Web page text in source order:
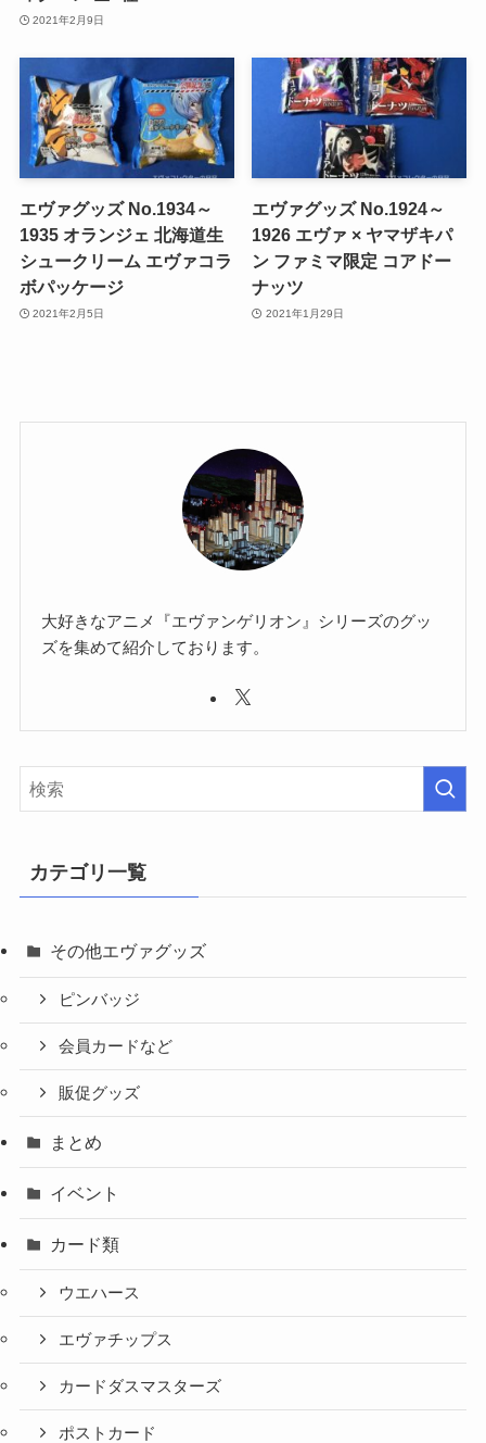
2021年2月9日
エヴァグッズ No.1934～
1935 オランジェ 北海道生
シュークリーム エヴァコラ
ボパッケージ
2021年2月5日
エヴァグッズ No.1924～
1926 エヴァ × ヤマザキパ
ン ファミマ限定 コアドー
ナッツ
2021年1月29日
大好きなアニメ『エヴァンゲリオン』シリーズのグッ
ズを集めて紹介しております。
カテゴリ一覧
その他エヴァグッズ
ピンバッジ
会員カードなど
販促グッズ
まとめ
イベント
カード類
ウエハース
エヴァチップス
カードダスマスターズ
ポストカード